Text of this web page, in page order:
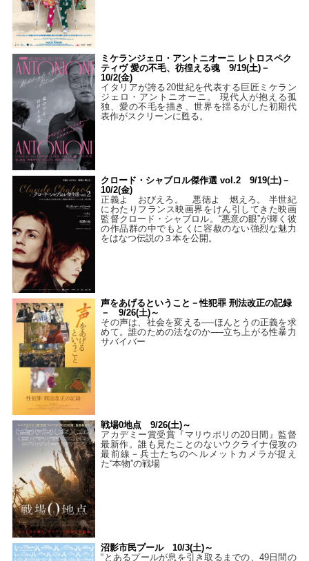
ミケランジェロ・アントニオーニ レトロスペク
ティヴ 愛の不毛、彷徨える魂 9/19(土)－
10/2(金)
イタリアが誇る20世紀を代表する巨匠ミケラン
ジェロ・アントニオーニ。 現代人が抱える孤
独、愛の不毛を描き、世界を揺るがした初期代
表作がスクリーンに甦る。
クロード・シャブロル傑作選 vol.2 9/19(土)－
10/2(金)
正義よ おびえろ。 悪徳よ 燃えろ。 半世紀
にわたりフランス映画界をけん引してきた映画
監督クロード・シャブロル。“悪意の眼”が輝く彼
の作品群の中でもとくに容赦のない強烈な魅力
をはなつ伝説の３本を公開。
声をあげるということ－性犯罪 刑法改正の記録
－ 9/26(土)～
その声は、社会を変える──ほんとうの正義を求
めて。誰のための法なのか──立ち上がる性暴力
サバイバー
戦場0地点 9/26(土)～
アカデミー賞受賞『マリウポリの20日間』監督
最新作。誰も見たことのないウクライナ侵攻の
最前線－兵士たちのヘルメットカメラが捉え
た“本物”の戦場
沼影市民プール 10/3(土)～
“とあるプールが息を引き取るまでの、49日間の